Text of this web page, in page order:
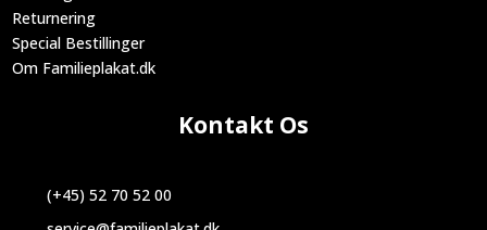
Returnering
Special Bestillinger
Om Familieplakat.dk
Kontakt Os
(+45) 52 70 52 00